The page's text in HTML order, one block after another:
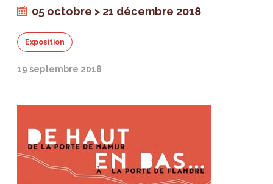
05 octobre > 21 décembre 2018
Exposition
19 septembre 2018